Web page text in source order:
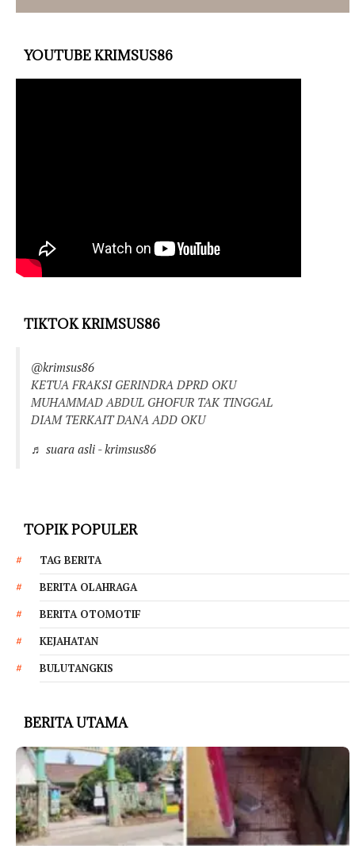
YOUTUBE KRIMSUS86
TIKTOK KRIMSUS86
@krimsus86
KETUA FRAKSI GERINDRA DPRD OKU
MUHAMMAD ABDUL GHOFUR TAK TINGGAL
DIAM TERKAIT DANA ADD OKU
♬ suara asli - krimsus86
TOPIK POPULER
TAG BERITA
BERITA OLAHRAGA
BERITA OTOMOTIF
KEJAHATAN
BULUTANGKIS
BERITA UTAMA